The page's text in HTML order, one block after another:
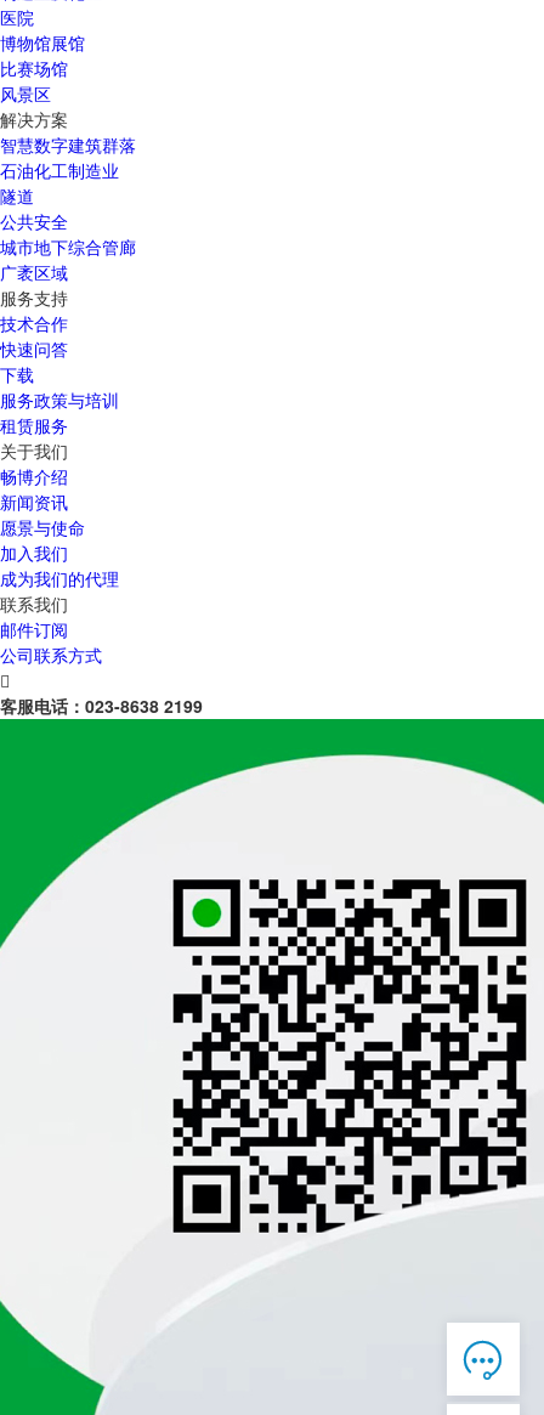
医院
博物馆展馆
比赛场馆
风景区
解决方案
智慧数字建筑群落
石油化工制造业
隧道
公共安全
城市地下综合管廊
广袤区域
服务支持
技术合作
快速问答
下载
服务政策与培训
租赁服务
关于我们
畅博介绍
新闻资讯
愿景与使命
加入我们
成为我们的代理
联系我们
邮件订阅
公司联系方式

客服电话： 023-8638 2199

